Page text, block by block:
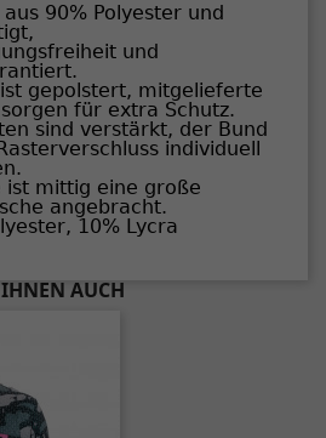
aus 90% Polyester und
und
gepolstert, mitgelieferte
für extra Schutz.
sind verstärkt, der Bund
individuell
ist mittig eine große
angebracht.
10% Lycra
AUCH